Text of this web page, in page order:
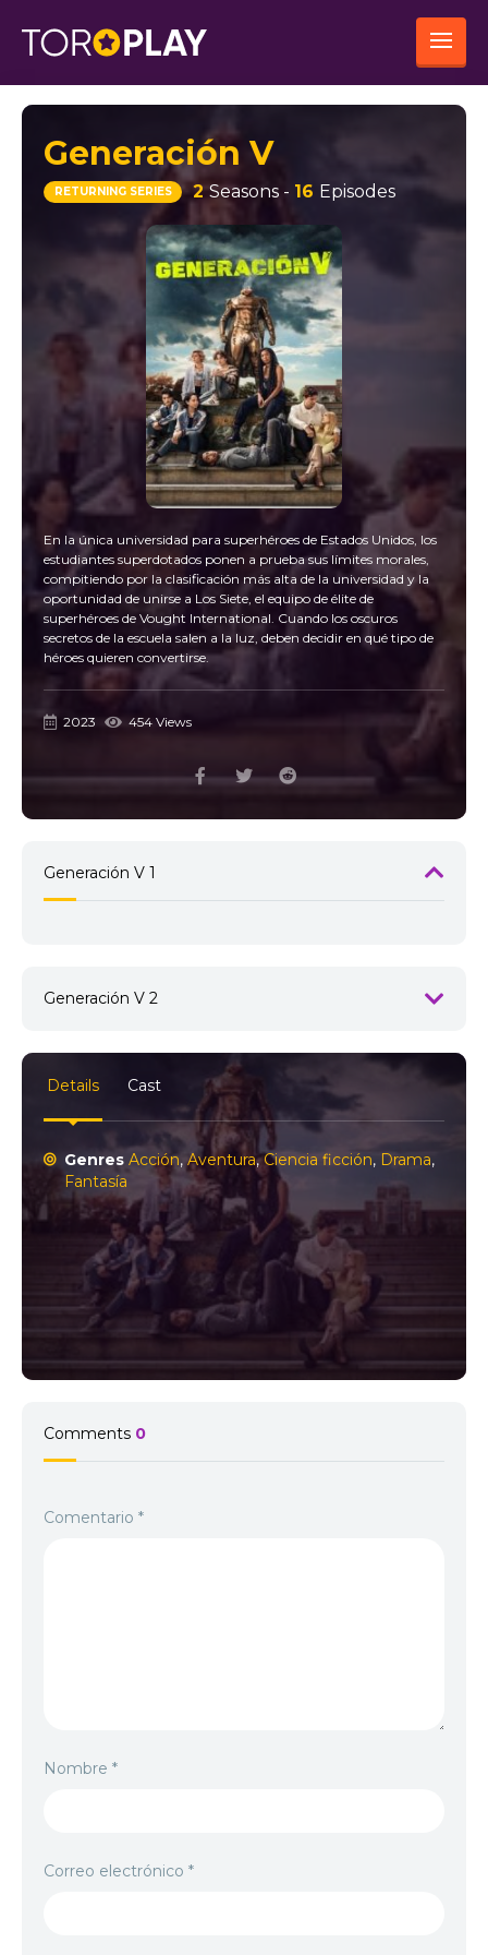
Generación V
RETURNING SERIES 2Seasons - 16 Episodes
En la única universidad para superhéroes de Estados Unidos, los
estudiantes superdotados ponen a prueba sus límites morales,
compitiendo por la clasificación más alta de la universidad y la
oportunidad de unirse a Los Siete, el equipo de élite de
superhéroes de Vought International. Cuando los oscuros
secretos de la escuela salen a la luz, deben decidir en qué tipo de
héroes quieren convertirse.
2023 454 Views
Generación V 1
Generación V 2
6 agosto, 2026
Generación V 2x2
6 agosto, 2026
Generación V 2x3
6 agosto, 2026
4
Details Cast
Genres Acción,Aventura,Ciencia ficción, Drama,
Fantasía
Comments 0
Comentario *
Nombre *
Correo electrónico *